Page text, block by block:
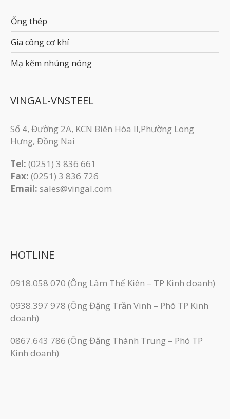
Ống thép
Gia công cơ khí
Mạ kẽm nhúng nóng
VINGAL-VNSTEEL
Số 4, Đường 2A, KCN Biên Hòa II,Phường Long
Hưng, Đồng Nai
Tel: (0251) 3 836 661
Fax: (0251) 3 83​6 726
Email: sales@vingal.com
HOTLINE
0918.058 070 (Ông Lâm Thế Kiên – TP Kinh doanh)
0938.397 978 (Ông Đặng Trần Vinh – Phó TP Kinh
doanh)
0867.643 786 (Ông Đặng Thành Trung – Phó TP
Kinh doanh)